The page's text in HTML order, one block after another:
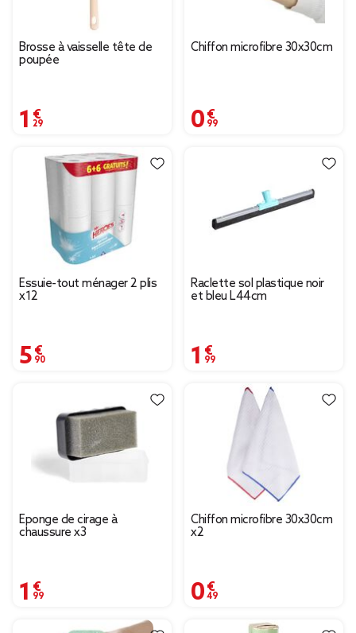
Brosse à vaisselle tête de
poupée
1,29 €
Chiffon microfibre 30x30cm
0,99 €
Essuie-tout ménager 2 plis
x12
5,90 €
Raclette sol plastique noir
et bleu L44cm
1,99 €
Éponge de cirage à
chaussure x3
1,99 €
Chiffon microfibre 30x30cm
x2
0,49 €